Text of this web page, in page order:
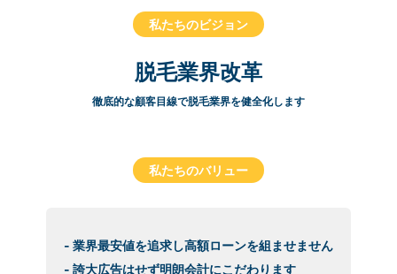
私たちのビジョン
脱毛業界改革
徹底的な顧客目線で脱毛業界を健全化します
私たちのバリュー
- 業界最安値を追求し高額ローンを組ませません
- 誇大広告はせず明朗会計にこだわります